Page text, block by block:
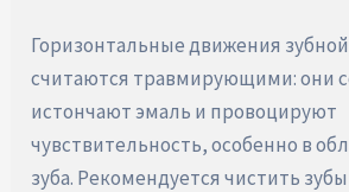
Горизонтальные движения
считаются травмирующими: они
истончают эмаль и провоцируют
чувствительность, особенно в
зуба. Рекомендуется чистить зубы